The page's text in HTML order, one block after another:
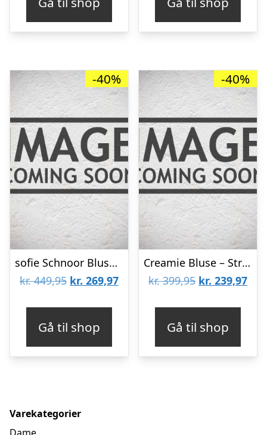
-40%
sofie Schnoor Bluse – Strik – Pollysy – Plum Stripe
kr.449,95 Den
kr. 449,95.
kr. 269,97Den
kr. 269,97.
Gå til shop
-40%
Creamie Bluse – Strik – Glitter – Crushed Berry
kr.399,95 Den
kr. 399,95.
kr. 239,97Den
kr.
Gå til shop
Varekategorier